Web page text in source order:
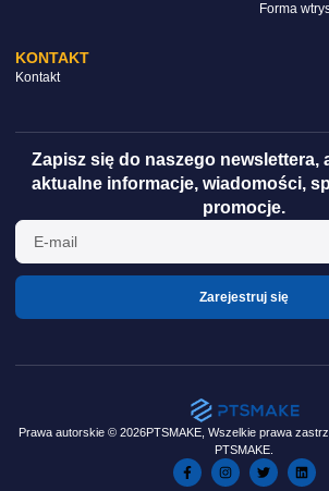
Forma
KONTAKT
Kontakt
Zapisz się do naszego newslettera,
aktualne informacje, wiadomości,
promocje.
Zarejestruj się
Prawa autorskie © 2026PTSMAKE, Wszelkie prawa
PTSMAKE.